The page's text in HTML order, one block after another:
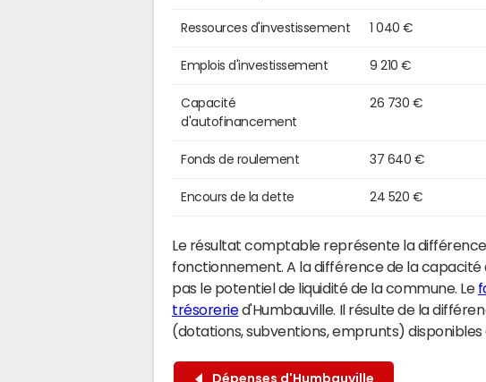
Ressources d'investissement 1 040 €
Emplois d'investissement 9 210 €
Capacité
d'autofinancement
26 730 €
Fonds de roulement 37 640 €
Encours de la dette 24 520 €
Le résultat comptable représente la
fonctionnement. A la différence de la
pas le potentiel de liquidité de la commune. Le
trésoreried'Humbauville. Il résulte de la
(dotations, subventions, emprunts) disponibles
Dépenses d'Humbauville